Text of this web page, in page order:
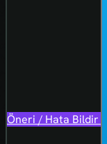
Öneri / Hata Bildir